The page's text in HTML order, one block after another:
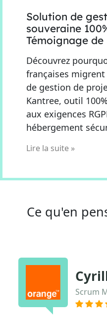
Solution de
souveraine
Témoignage de
Découvrez
françaises
de gestion de
Kantree, outil
aux exigences
hébergement
Lire la suite »
Ce qu'en
Scrum